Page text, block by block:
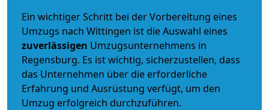
Ein wichtiger Schritt bei der Vorbereitung eines
Umzugs nach Wittingen ist die Auswahl eines
zuverlässigen Umzugsunternehmens in
Regensburg. Es ist wichtig, sicherzustellen, dass
das Unternehmen über die erforderliche
Erfahrung und Ausrüstung verfügt, um den
Umzug erfolgreich durchzuführen.